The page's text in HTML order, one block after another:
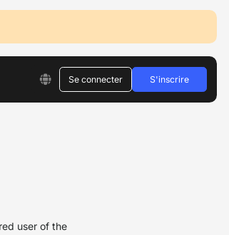
Se connecter S'inscrire
user of the